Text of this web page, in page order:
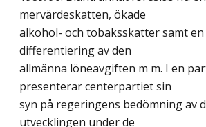
mervärdeskatten, ökade
alkohol- och tobaksskatter samt
differentiering av den
allmänna löneavgiften m m. I en
presenterar centerpartiet sin
syn på regeringens bedömning av
utvecklingen under de